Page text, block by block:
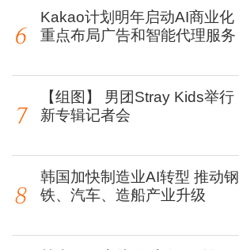
Kakao计划明年启动AI商业化
重点布局广告和智能代理服务
【组图】 男团Stray Kids举行
新专辑记者会
韩国加快制造业AI转型 推动钢
铁、汽车、造船产业升级